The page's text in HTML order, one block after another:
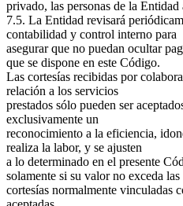
privado, las personas de la Entidad
7.5. La Entidad revisará
contabilidad y control interno para
asegurar que no puedan ocultar
que se dispone en este Código.
Las cortesías recibidas por
relación a los servicios
prestados sólo pueden ser
exclusivamente un
reconocimiento a la eficiencia,
realiza la labor, y se ajusten
a lo determinado en el presente
solamente si su valor no exceda las
cortesías normalmente vinculadas